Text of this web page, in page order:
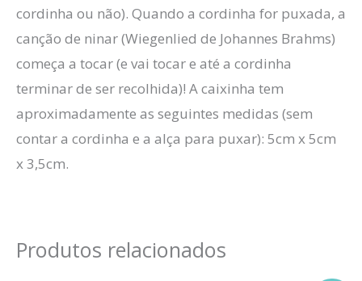
cordinha ou não). Quando a cordinha for puxada, a
canção de ninar (Wiegenlied de Johannes Brahms)
começa a tocar (e vai tocar e até a cordinha
terminar de ser recolhida)! A caixinha tem
aproximadamente as seguintes medidas (sem
contar a cordinha e a alça para puxar): 5cm x 5cm
x 3,5cm.
Produtos relacionados